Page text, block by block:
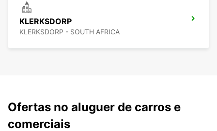
KLERKSDORP
KLERKSDORP - SOUTH AFRICA
Ofertas no aluguer de carros e
comerciais